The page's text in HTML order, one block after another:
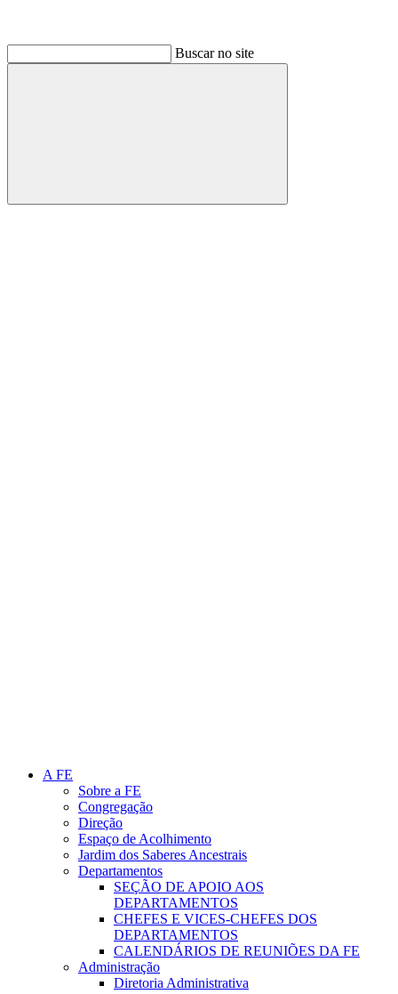
Buscar no site
Buscar
A FE
Sobre a FE
Congregação
Direção
Espaço de Acolhimento
Jardim dos Saberes Ancestrais
Departamentos
SEÇÃO DE APOIO AOS
DEPARTAMENTOS
CHEFES E VICES-CHEFES DOS
DEPARTAMENTOS
CALENDÁRIOS DE REUNIÕES DA FE
Administração
Diretoria Administrativa